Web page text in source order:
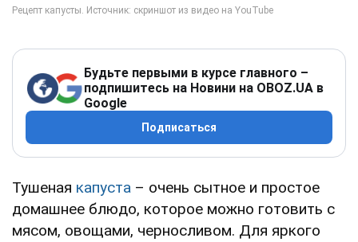
Будьте первыми в курсе главного –
подпишитесь на Новини на OBOZ.UA в
Google
Подписаться
Тушеная капуста – очень сытное и простое
домашнее блюдо, которое можно готовить с
мясом, овощами, черносливом. Для яркого